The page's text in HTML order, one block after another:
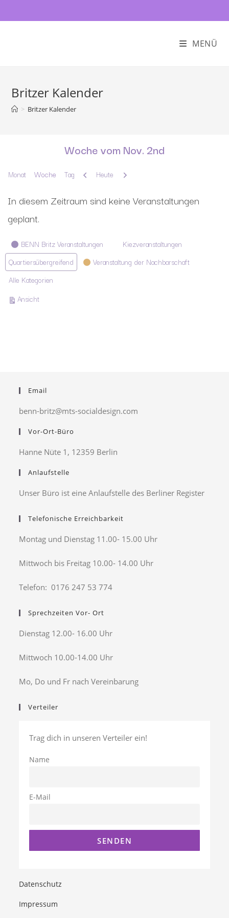
MENÜ
Britzer Kalender
> Britzer Kalender
Woche vom Nov. 2nd
Monat Woche Tag Zurück
Heute Weiter
In diesem Zeitraum sind keine Veranstaltungen
geplant.
Kategorien
BENN Britz Veranstaltungen
Kiezveranstaltungen
Quartiersübergreifend
Veranstaltung der Nachbarschaft
Alle Kategorien
Ansichtausdrucken
Email
benn-britz@mts-socialdesign.com
Vor-Ort-Büro
Hanne Nüte 1, 12359 Berlin
Anlaufstelle
Unser Büro ist eine Anlaufstelle des Berliner Register
Telefonische Erreichbarkeit
Montag und Dienstag 11.00- 15.00 Uhr
Mittwoch bis Freitag 10.00- 14.00 Uhr
Telefon: 0176 247 53 774
Sprechzeiten Vor- Ort
Dienstag 12.00- 16.00 Uhr
Mittwoch 10.00-14.00 Uhr
Mo, Do und Fr nach Vereinbarung
Verteiler
Trag dich in unseren Verteiler ein!
Name
E-Mail
Datenschutz
Impressum